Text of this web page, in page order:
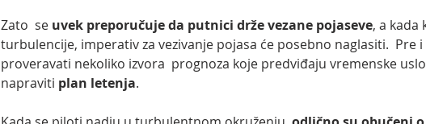
Zato  se uvek preporučuje da putnici drže vezane pojaseve, a kada
turbulencije, imperativ za vezivanje pojasa će posebno naglasiti.  Pre
proveravati nekoliko izvora  prognoza koje predviđaju vremenske
napraviti plan letenja.